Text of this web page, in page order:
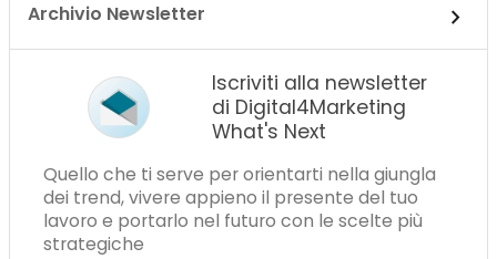
Archivio Newsletter
Iscriviti alla newsletter
di Digital4Marketing
What's Next
Quello che ti serve per orientarti nella giungla
dei trend, vivere appieno il presente del tuo
lavoro e portarlo nel futuro con le scelte più
strategiche